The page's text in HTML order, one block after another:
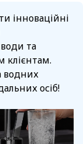
інноваційні
та
клієнтам.
водних
осіб!